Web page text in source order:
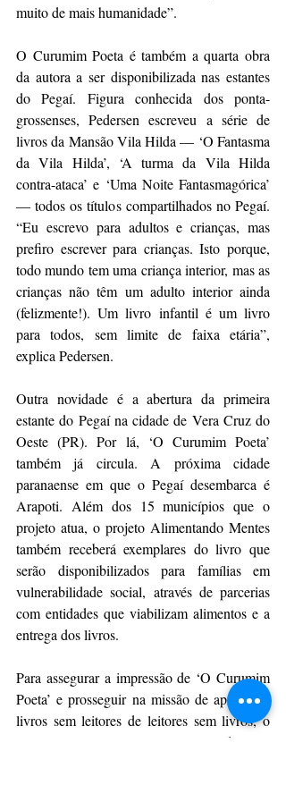
muito de mais humanidade”.
O Curumim Poeta é também a quarta obra
da autora a ser disponibilizada nas estantes
do Pegaí. Figura conhecida dos ponta-
grossenses, Pedersen escreveu a série de
livros da Mansão Vila Hilda — ‘O Fantasma
da Vila Hilda’, ‘A turma da Vila Hilda
contra-ataca’ e ‘Uma Noite Fantasmagórica’
— todos os títulos compartilhados no Pegaí.
“Eu escrevo para adultos e crianças, mas
prefiro escrever para crianças. Isto porque,
todo mundo tem uma criança interior, mas as
crianças não têm um adulto interior ainda
(felizmente!). Um livro infantil é um livro
para todos, sem limite de faixa etária”,
explica Pedersen.
Outra novidade é a abertura da primeira
estante do Pegaí na cidade de Vera Cruz do
Oeste (PR). Por lá, ‘O Curumim Poeta’
também já circula. A próxima cidade
paranaense em que o Pegaí desembarca é
Arapoti. Além dos 15 municípios que o
projeto atua, o projeto Alimentando Mentes
também receberá exemplares do livro que
serão disponibilizados para famílias em
vulnerabilidade social, através de parcerias
com entidades que viabilizam alimentos e a
entrega dos livros.
Para assegurar a impressão de ‘O Curumim
Poeta’ e prosseguir na missão de aproximar
livros sem leitores de leitores sem livros, o
Pegaí Leitura Grátis contou com as doações